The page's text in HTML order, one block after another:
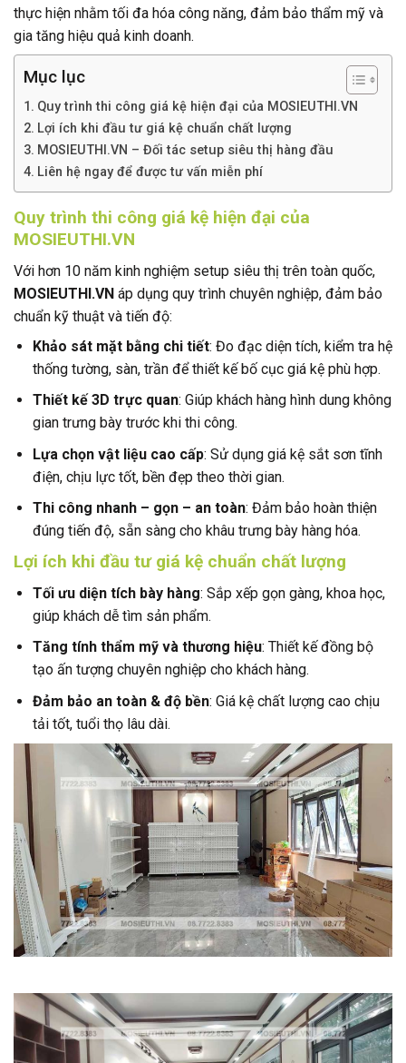
thực hiện nhằm tối đa hóa công năng, đảm bảo thẩm mỹ và
gia tăng hiệu quả kinh doanh.
Mục lục
Quy trình thi công giá kệ hiện đại của MOSIEUTHI.VN
Lợi ích khi đầu tư giá kệ chuẩn chất lượng
MOSIEUTHI.VN – Đối tác setup siêu thị hàng đầu
Liên hệ ngay để được tư vấn miễn phí
Quy trình thi công giá kệ hiện đại của
MOSIEUTHI.VN
Với hơn 10 năm kinh nghiệm setup siêu thị trên toàn quốc,
MOSIEUTHI.VN áp dụng quy trình chuyên nghiệp, đảm bảo
chuẩn kỹ thuật và tiến độ:
Khảo sát mặt bằng chi tiết: Đo đạc diện tích, kiểm tra hệ
thống tường, sàn, trần để thiết kế bố cục giá kệ phù hợp.
Thiết kế 3D trực quan: Giúp khách hàng hình dung không
gian trưng bày trước khi thi công.
Lựa chọn vật liệu cao cấp: Sử dụng giá kệ sắt sơn tĩnh
điện, chịu lực tốt, bền đẹp theo thời gian.
Thi công nhanh – gọn – an toàn: Đảm bảo hoàn thiện
đúng tiến độ, sẵn sàng cho khâu trưng bày hàng hóa.
Lợi ích khi đầu tư giá kệ chuẩn chất lượng
Tối ưu diện tích bày hàng: Sắp xếp gọn gàng, khoa học,
giúp khách dễ tìm sản phẩm.
Tăng tính thẩm mỹ và thương hiệu: Thiết kế đồng bộ
tạo ấn tượng chuyên nghiệp cho khách hàng.
Đảm bảo an toàn & độ bền: Giá kệ chất lượng cao chịu
tải tốt, tuổi thọ lâu dài.